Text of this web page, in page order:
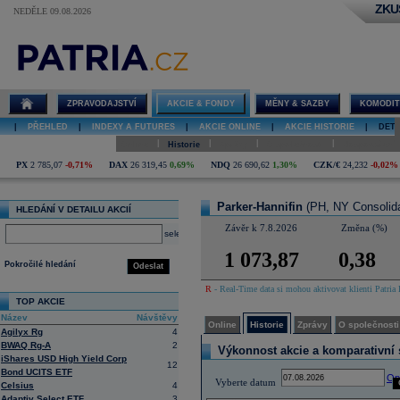
NEDĚLE 09.08.2026
Parker-
Hannifin online
ZPRAVODAJSTVÍ AKCIE & FONDY MĚNY & SAZBY
PŘEHLED INDEXY A FUTURES AKCIE ONLINE AKCIE HISTORIE
Historie
PX 2 785,07 -0,71% DAX 26 319,45 0,69% NDQ 26 690,62 1,30% CZK/€ 24,232 -0,02%
HLEDÁNÍ V DETAILU AKCIÍ
select
Odeslat
Pokročilé hledání
TOP AKCIE
Název
Návštěvy
Agilyx Rg
4
BWAQ Rg-A
2
iShares USD High Yield Corp
Bond UCITS ETF
12
Celsius
4
Parker-Hannifin (PH, NY
Závěr k 7.8.2026 Změna (%)
1 073,87 0,38
R - Real-Time data si mohou aktivovat klienti
Online Historie Zprávy O společnosti
Výkonnost akcie a komparativní
Vyberte datum